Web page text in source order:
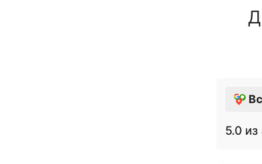
5.0 из